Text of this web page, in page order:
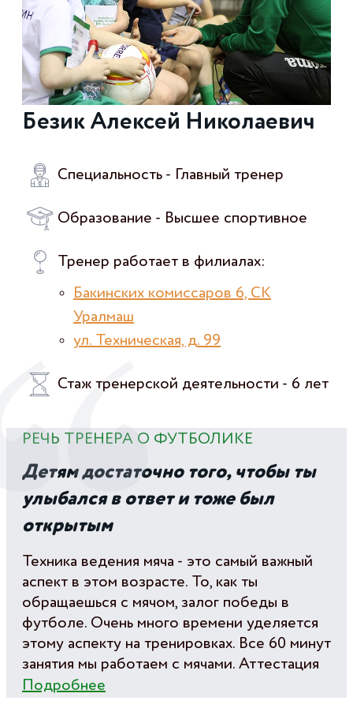
Безик Алексей Николаевич
Специальность - Главный тренер
Образование - Высшее спортивное
Тренер работает в филиалах:
Бакинских комиссаров 6, СК
Уралмаш
ул. Техническая, д. 99
Стаж тренерской деятельности - 6 лет
РЕЧЬ ТРЕНЕРА О ФУТБОЛИКЕ
Детям достаточно того, чтобы ты
улыбался в ответ и тоже был
открытым
Техника ведения мяча - это самый важный
аспект в этом возрасте. То, как ты
обращаешься с мячом, залог победы в
футболе. Очень много времени уделяется
этому аспекту на тренировках. Все 60 минут
занятия мы работаем с мячами. Аттестация
«Футболики» показывает положительную
Подробнее